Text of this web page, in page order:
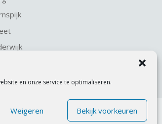
en onze service te optimaliseren.
Weigeren Bekijk voorkeuren